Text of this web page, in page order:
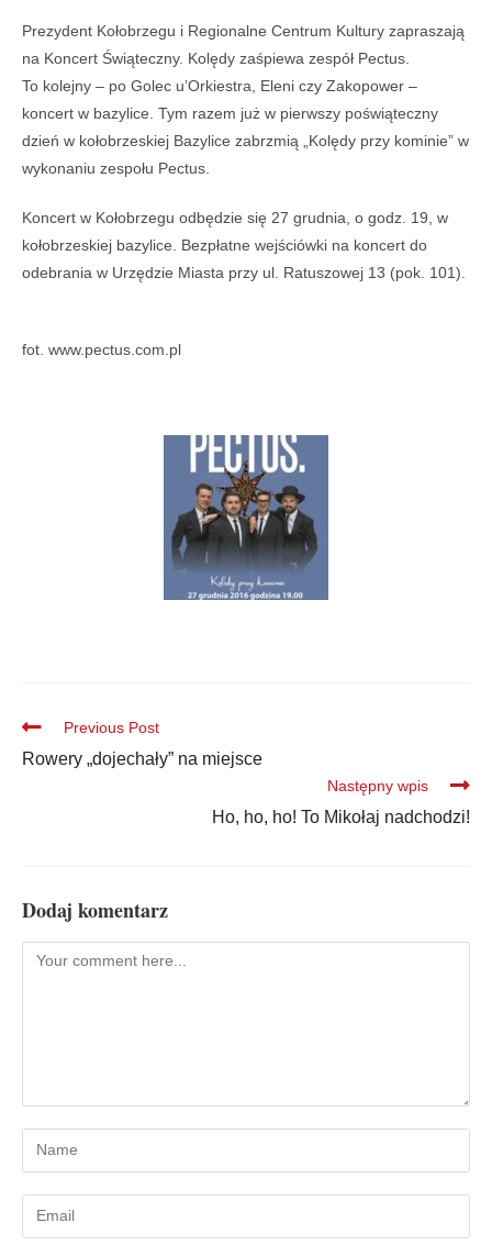
Prezydent Kołobrzegu i Regionalne Centrum Kultury zapraszają
na Koncert Świąteczny. Kolędy zaśpiewa zespół Pectus.
To kolejny – po Golec u’Orkiestra, Eleni czy Zakopower –
koncert w bazylice. Tym razem już w pierwszy poświąteczny
dzień w kołobrzeskiej Bazylice zabrzmią „Kolędy przy kominie” w
wykonaniu zespołu Pectus.
Koncert w Kołobrzegu odbędzie się 27 grudnia, o godz. 19, w
kołobrzeskiej bazylice. Bezpłatne wejściówki na koncert do
odebrania w Urzędzie Miasta przy ul. Ratuszowej 13 (pok. 101).
fot. www.pectus.com.pl
Previous Post
Rowery „dojechały” na miejsce
Następny wpis
Ho, ho, ho! To Mikołaj nadchodzi!
Dodaj komentarz